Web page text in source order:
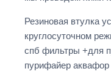
Резиновая втулка
круглосуточном
спб фильтры +для
пурифайер аквафор